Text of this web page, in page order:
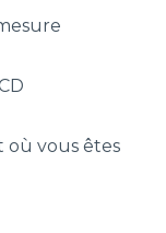
où vous êtes